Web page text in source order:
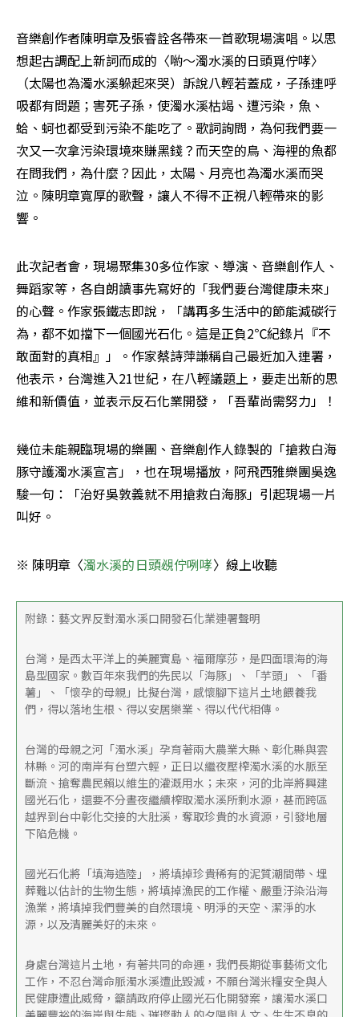
音樂創作者陳明章及張睿詮各帶來一首歌現場演唱。以思
想起古調配上新詞而成的〈喲～濁水溪的日頭覓佇哮〉
（太陽也為濁水溪躲起來哭）訴說八輕若蓋成，子孫連呼
吸都有問題；害死子孫，使濁水溪枯竭、遭污染，魚、
蛤、蚵也都受到污染不能吃了。歌詞詢問，為何我們要一
次又一次拿污染環境來賺黑錢？而天空的鳥、海裡的魚都
在問我們，為什麼？因此，太陽、月亮也為濁水溪而哭
泣。陳明章寬厚的歌聲，讓人不得不正視八輕帶來的影
響。
此次記者會，現場聚集30多位作家、導演、音樂創作人、
舞蹈家等，各自朗讀事先寫好的「我們要台灣健康未來」
的心聲。作家張鐵志即說，「講再多生活中的節能減碳行
為，都不如擋下一個國光石化。這是正負2℃紀錄片『不
敢面對的真相』」。作家蔡詩萍謙稱自己最近加入連署，
他表示，台灣進入21世紀，在八輕議題上，要走出新的思
維和新價值，並表示反石化業開發，「吾輩尚需努力」！
幾位未能親臨現場的樂團、音樂創作人錄製的「搶救白海
豚守護濁水溪宣言」，也在現場播放，阿飛西雅樂團吳逸
駿一句：「治好吳敦義就不用搶救白海豚」引起現場一片
叫好。
※ 陳明章〈濁水溪的日頭覕佇咧哮〉線上收聽
附錄：藝文界反對濁水溪口開發石化業連署聲明
台灣，是西太平洋上的美麗寶島、福爾摩莎，是四面環海的海
島型國家。數百年來我們的先民以「海豚」、「芋頭」、「番
薯」、「懷孕的母親」比擬台灣，感懷腳下這片土地餵養我
們，得以落地生根、得以安居樂業、得以代代相傳。
台灣的母親之河「濁水溪」孕育著兩大農業大縣、彰化縣與雲
林縣。河的南岸有台塑六輕，正日以繼夜壓榨濁水溪的水脈至
斷流、搶奪農民賴以維生的灌溉用水；未來，河的北岸將興建
國光石化，還要不分晝夜繼續榨取濁水溪所剩水源，甚而跨區
越界到台中彰化交接的大肚溪，奪取珍貴的水資源，引發地層
下陷危機。
國光石化將「填海造陸」，將填掉珍貴稀有的泥質潮間帶、埋
葬難以估計的生物生態，將填掉漁民的工作權、嚴重汙染沿海
漁業，將填掉我們豐美的自然環境、明淨的天空、潔淨的水
源，以及清麗美好的未來。
身處台灣這片土地，有著共同的命運，我們長期從事藝術文化
工作，不忍台灣命脈濁水溪遭此毀滅，不願台灣米糧安全與人
民健康遭此威脅，籲請政府停止國光石化開發案，讓濁水溪口